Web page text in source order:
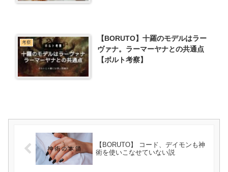
考察
【BORUTO】十羅のモデルはラー
ヴァナ。ラーマーヤナとの共通点
【ボルト考察】
【BORUTO】 コード、デイモンも神
術を使いこなせていない説